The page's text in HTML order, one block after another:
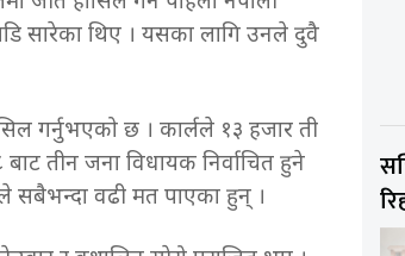
सारेका थिए । यसका लागि उनले दुवै
गर्नुभएको छ । कार्लले १३ हजार ती
तीन जना विधायक निर्वाचित हुने
सबैभन्दा वढी मत पाएका हुन् ।